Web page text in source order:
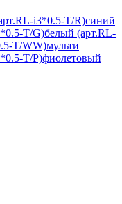
i3*0.5-T/R)синий
T/G)белый (арт.RL-
T/WW)мульти
T/P)фиолетовый